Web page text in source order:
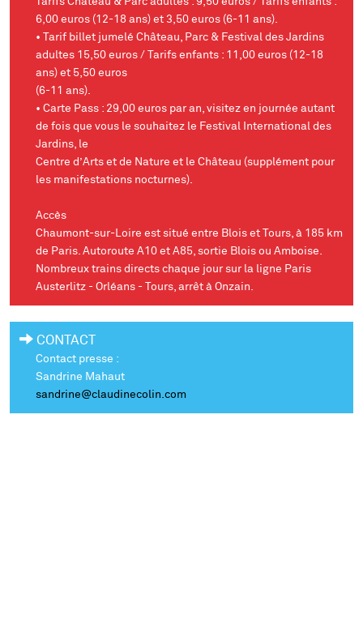
6,00 euros (12-18 ans) et 3,50 euros (6-11 ans).
• Tarif billet jumelé Château, Parc & Festival des Jardins
adultes 15,50 euros / Tarifs enfants : 11,00 euros (12-18
ans) et 5,50 euros
(6-11 ans).
• Carte Pass : 29,00 euros par an, visitez en journée autant
de fois que vous le souhaitez le Festival International des
Jardins, le
Centre d’Arts et de Nature et le Château (supplément pour
les manifestations nocturnes).
Accès
Chaumont-sur-Loire est situé entre Blois et Tours, à 185 km
de Paris. Autoroute A10 et A85, sortie Blois ou Amboise.
Nombreux trains directs chaque jour sur la ligne Paris
Austerlitz - Orléans - Tours, arrêt à Onzain.
CONTACT
Contact presse :
Sandrine Mahaut
sandrine@claudinecolin.com